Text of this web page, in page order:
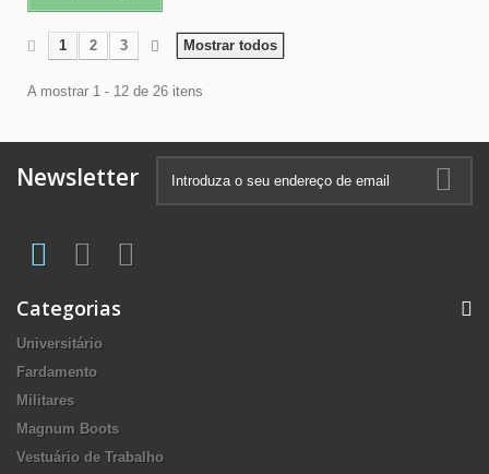
Mostrar todos
1 2 3
A mostrar 1 - 12 de 26 itens
Newsletter
Categorias
Universitário
Fardamento
Militares
Magnum Boots
Vestuário de Trabalho